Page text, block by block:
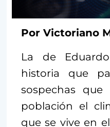
Por Victoriano
La de
historia que
sospechas
población el
que se vive en